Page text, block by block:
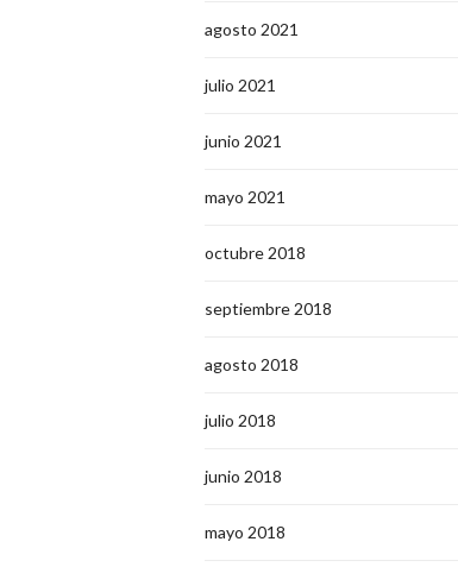
agosto 2021
julio 2021
junio 2021
mayo 2021
octubre 2018
septiembre 2018
agosto 2018
julio 2018
junio 2018
mayo 2018